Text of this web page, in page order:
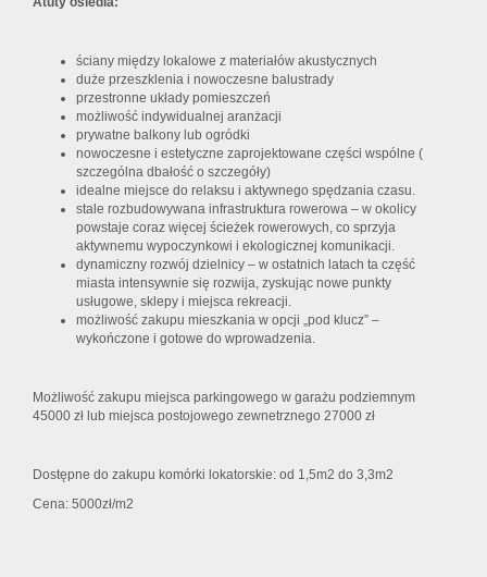
ściany między lokalowe z materiałów akustycznych
duże przeszklenia i nowoczesne balustrady
przestronne układy pomieszczeń
możliwość indywidualnej aranżacji
prywatne balkony lub ogródki
nowoczesne i estetyczne zaprojektowane części wspólne (
szczególna dbałość o szczegóły)
idealne miejsce do relaksu i aktywnego spędzania czasu.
stale rozbudowywana infrastruktura rowerowa – w okolicy
powstaje coraz więcej ścieżek rowerowych, co sprzyja
aktywnemu wypoczynkowi i ekologicznej komunikacji.
dynamiczny rozwój dzielnicy – w ostatnich latach ta część
miasta intensywnie się rozwija, zyskując nowe punkty
usługowe, sklepy i miejsca rekreacji.
możliwość zakupu mieszkania w opcji „pod klucz” –
wykończone i gotowe do wprowadzenia.
Możliwość zakupu miejsca parkingowego w garażu podziemnym
45000 zł lub miejsca postojowego zewnetrznego 27000 zł
Dostępne do zakupu komórki lokatorskie: od 1,5m2 do 3,3m2
Cena: 5000zł/m2